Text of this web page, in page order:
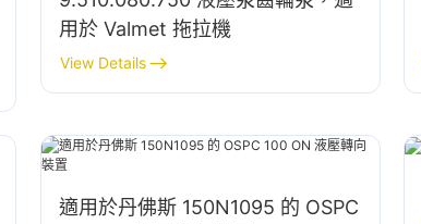
用於 Valmet 拖拉機
View Details
適用於丹佛斯 150N1095 的 OSPC